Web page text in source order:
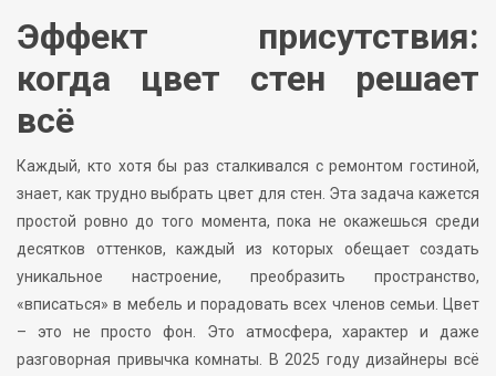
Эффект присутствия:
когда цвет стен решает
всё
Каждый, кто хотя бы раз сталкивался с ремонтом гостиной,
знает, как трудно выбрать цвет для стен. Эта задача кажется
простой ровно до того момента, пока не окажешься среди
десятков оттенков, каждый из которых обещает создать
уникальное настроение, преобразить пространство,
«вписаться» в мебель и порадовать всех членов семьи. Цвет
– это не просто фон. Это атмосфера, характер и даже
разговорная привычка комнаты. В 2025 году дизайнеры всё